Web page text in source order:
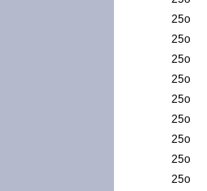
25ο
25ο
25ο
25ο
25ο
25ο
25ο
25ο
25ο